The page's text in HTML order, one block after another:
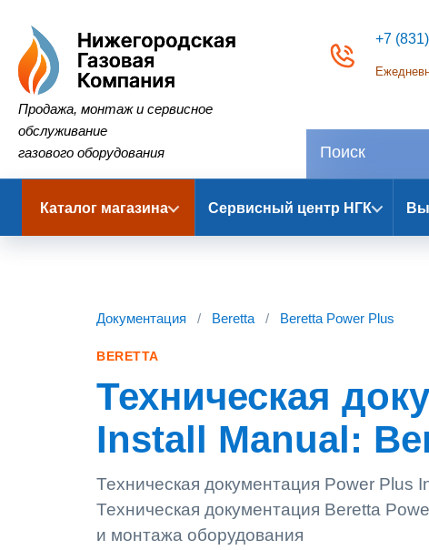
Нижегородская Газовая Компания
Продажа, монтаж и сервисное
обслуживание
газового оборудования
+7
Каталог магазина Сервисный центр НГК
Документация / Beretta / Beretta Power Plus
BERETTA
Техническая
Install Manual:
Техническая документация Power Plus
Техническая документация Beretta
и монтажа оборудования